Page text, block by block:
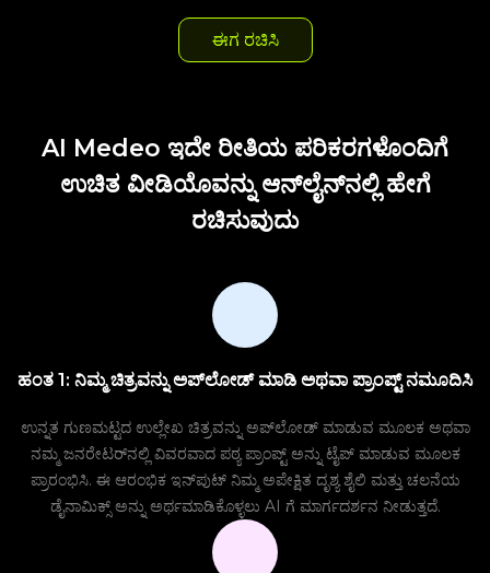
ಈಗ ರಚಿಸಿ
AI Medeo ಇದೇ ರೀತಿಯ ಪರಿಕರಗಳೊಂದಿಗೆ
ಉಚಿತ ವೀಡಿಯೊವನ್ನು ಆನ್‌ಲೈನ್‌ನಲ್ಲಿ ಹೇಗೆ
ರಚಿಸುವುದು
ಹಂತ 1: ನಿಮ್ಮ ಚಿತ್ರವನ್ನು ಅಪ್‌ಲೋಡ್ ಮಾಡಿ ಅಥವಾ ಪ್ರಾಂಪ್ಟ್ ನಮೂದಿಸಿ
ಉನ್ನತ ಗುಣಮಟ್ಟದ ಉಲ್ಲೇಖ ಚಿತ್ರವನ್ನು ಅಪ್‌ಲೋಡ್ ಮಾಡುವ ಮೂಲಕ ಅಥವಾ
ನಮ್ಮ ಜನರೇಟರ್‌ನಲ್ಲಿ ವಿವರವಾದ ಪಠ್ಯ ಪ್ರಾಂಪ್ಟ್ ಅನ್ನು ಟೈಪ್ ಮಾಡುವ ಮೂಲಕ
ಪ್ರಾರಂಭಿಸಿ. ಈ ಆರಂಭಿಕ ಇನ್‌ಪುಟ್ ನಿಮ್ಮ ಅಪೇಕ್ಷಿತ ದೃಶ್ಯ ಶೈಲಿ ಮತ್ತು ಚಲನೆಯ
ಡೈನಾಮಿಕ್ಸ್ ಅನ್ನು ಅರ್ಥಮಾಡಿಕೊಳ್ಳಲು AI ಗೆ ಮಾರ್ಗದರ್ಶನ ನೀಡುತ್ತದೆ.